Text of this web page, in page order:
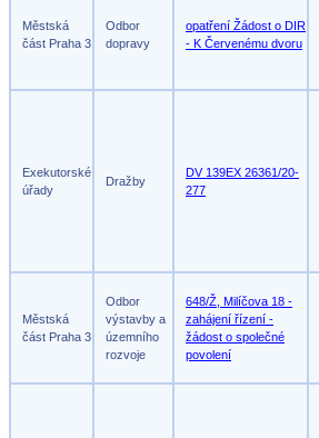
Městská
část Praha 3
Odbor
dopravy
opatření Žádost o DIR
- K Červenému dvoru
Exekutorské
úřady
Dražby
DV 139EX 26361/20-
277
Městská
část Praha 3
Odbor
výstavby a
územního
rozvoje
648/Ž, Milíčova 18 -
zahájení řízení -
žádost o společné
povolení